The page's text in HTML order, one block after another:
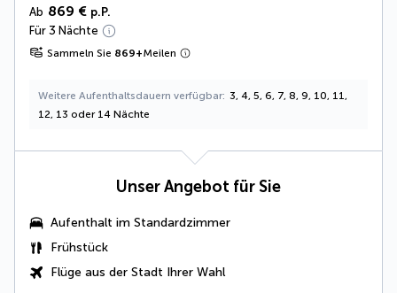
Ab 869 € p.P.
Für 3 Nächte
Sammeln Sie 869+Meilen
Weitere Aufenthaltsdauern verfügbar 3, 4, 5, 6, 7, 8, 9, 10, 11,
12, 13 oder 14 Nächte
Unser Angebot für Sie
Aufenthalt im Standardzimmer
Frühstück
Flüge aus der Stadt Ihrer Wahl